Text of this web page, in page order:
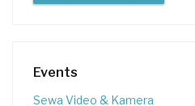
Events
Sewa Video & Kamera